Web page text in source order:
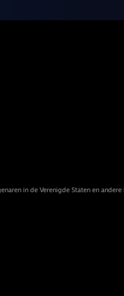
in de Verenigde Staten en andere